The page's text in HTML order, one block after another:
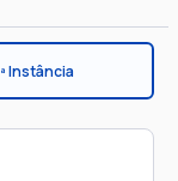
Instância